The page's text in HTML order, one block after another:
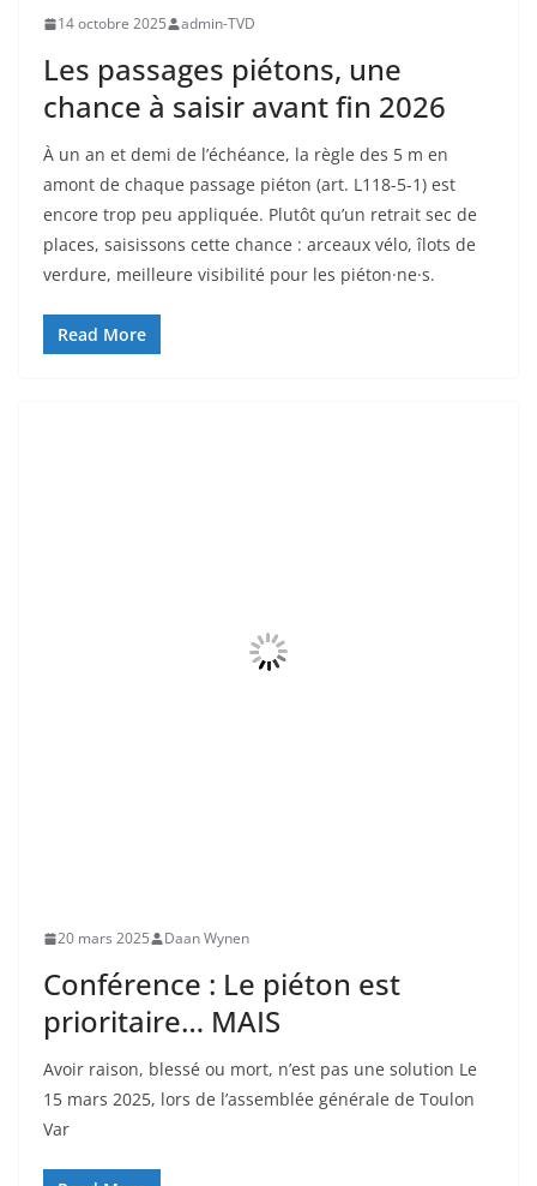
14 octobre 2025 admin-TVD
Les passages piétons, une
chance à saisir avant fin 2026
À un an et demi de l’échéance, la règle des 5 m en
amont de chaque passage piéton (art. L118-5-1) est
encore trop peu appliquée. Plutôt qu’un retrait sec de
places, saisissons cette chance : arceaux vélo, îlots de
verdure, meilleure visibilité pour les piéton·ne·s.
Read More
20 mars 2025 Daan Wynen
Conférence : Le piéton est
prioritaire… MAIS
Avoir raison, blessé ou mort, n’est pas une solution Le
15 mars 2025, lors de l’assemblée générale de Toulon
Var